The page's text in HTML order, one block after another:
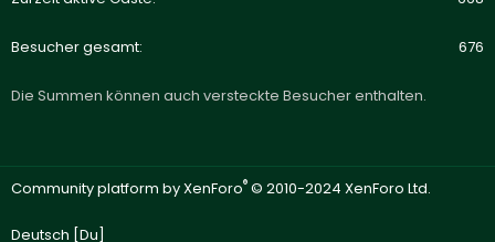
Besucher gesamt 676
Die Summen können auch versteckte Besucher enthalten.
Community platform by XenForo® © 2010-2024 XenForo Ltd.
Deutsch [Du]